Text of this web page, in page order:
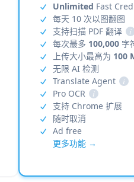
Unlimited Fast
每天 10 次以图翻图
支持扫描 PDF 翻译
i
每次最多 100,000 字
上传大小最高为 100
无限 AI 检测
Translate Agent
i
Pro OCR
i
支持 Chrome 扩展
随时取消
Ad free
更多功能 →